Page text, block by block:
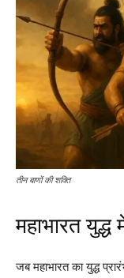
तीन बाणों की शक्ति
महाभारत
जब महाभारत का युद्ध